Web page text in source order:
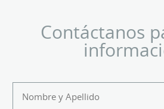
Contáctanos